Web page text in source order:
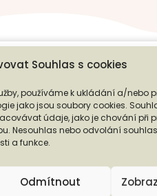
Souhlas s cookies
používáme k ukládání a/nebo
jako jsou soubory cookies.
údaje, jako je chování při
Nesouhlas nebo odvolání
a funkce.
Odmítnout
PODPOŘTE